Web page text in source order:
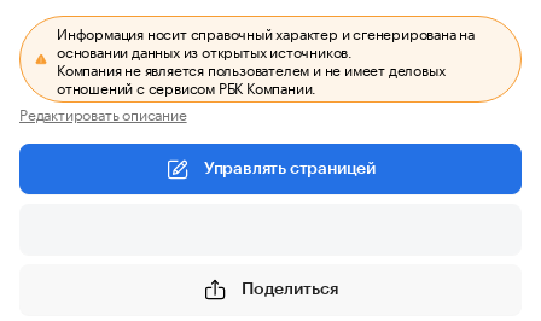
Информация носит справочный характер и сгенерирована на
основании данных из открытых источников.
Компания не является пользователем и не имеет деловых
отношений с сервисом РБК Компании.
Редактировать описание
Управлять страницей
Поделиться